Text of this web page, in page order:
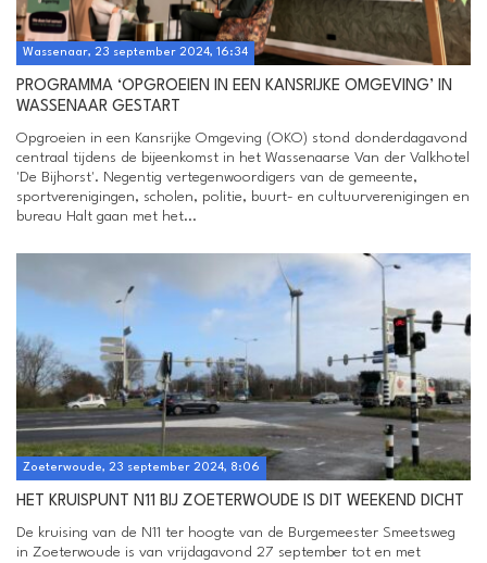
Wassenaar, 23 september 2024, 16:34
PROGRAMMA ‘OPGROEIEN IN EEN KANSRIJKE OMGEVING’ IN
WASSENAAR GESTART
Opgroeien in een Kansrijke Omgeving (OKO) stond donderdagavond
centraal tijdens de bijeenkomst in het Wassenaarse Van der Valkhotel
'De Bijhorst'. Negentig vertegenwoordigers van de gemeente,
sportverenigingen, scholen, politie, buurt- en cultuurverenigingen en
bureau Halt gaan met het...
Zoeterwoude, 23 september 2024, 8:06
HET KRUISPUNT N11 BIJ ZOETERWOUDE IS DIT WEEKEND DICHT
De kruising van de N11 ter hoogte van de Burgemeester Smeetsweg
in Zoeterwoude is van vrijdagavond 27 september tot en met